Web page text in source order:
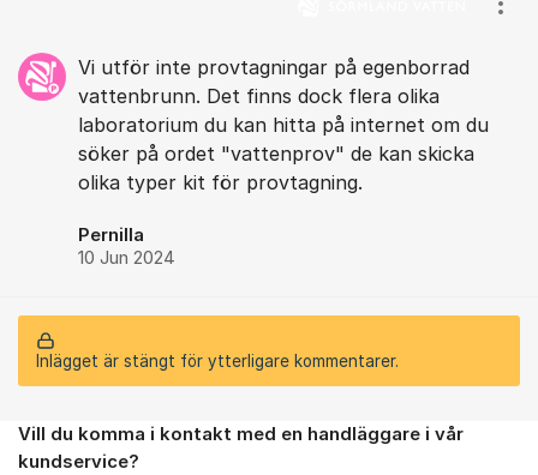
Vi utför inte provtagningar på egenborrad
vattenbrunn. Det finns dock flera olika
laboratorium du kan hitta på internet om du
söker på ordet "vattenprov" de kan skicka
olika typer kit för provtagning.
Pernilla
10 Jun 2024
Inlägget är stängt för ytterligare kommentarer.
Om forumet
Vill du komma i kontakt med en handläggare i vår
kundservice?